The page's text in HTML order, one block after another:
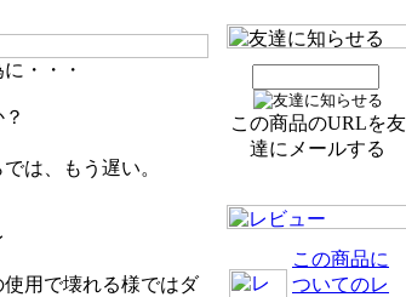
・・・
は、もう遅い。
用で壊れる様ではダ
この商品のURLを友
達にメールする
この商品に
ついてのレ